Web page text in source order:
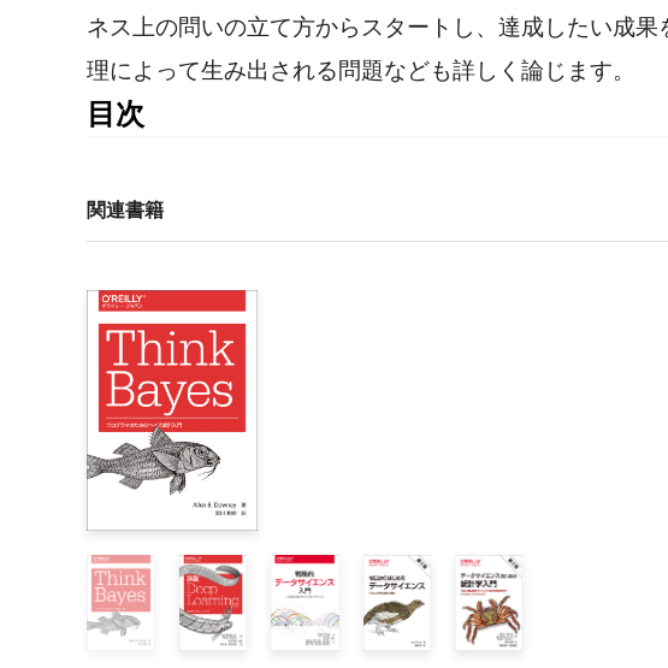
ネス上の問いの立て方からスタートし、達成したい成
理によって生み出される問題なども詳しく論じます。
目次
1章　分析的思考とAIドリブン企業
    1.2　現在のAIが約束を果たせていないのはなぜか
    1.3　どのようにして現状に至ったか
        1.3.1　データ革命
    1.4　実現されていない期待の物語
    1.5　今日のAIドリブン企業に求められる分析スキル
    1.6　この章の重要な論点
    1.7　参考文献
    2.1　記述的、予測的、処方的な問い
        2.1.1　予測的分析が力を発揮するとき：がんの発見
        2.1.2　記述的な分析：顧客離反
関連書籍